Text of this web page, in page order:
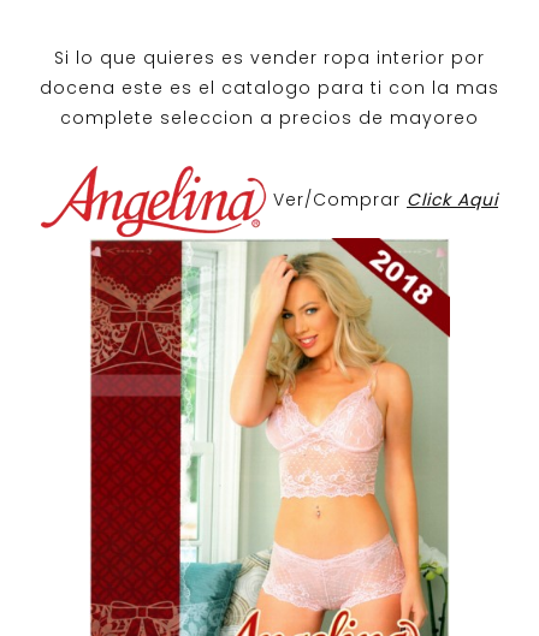
Si lo que quieres es vender ropa interior por
docena este es el catalogo para ti con la mas
complete seleccion a precios de mayoreo
Ver/Comprar Click Aqui